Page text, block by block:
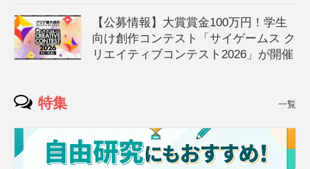
【公募情報】大賞賞金100万円！学生
向け創作コンテスト「サイゲームス ク
リエイティブコンテスト2026」が開催
特集 一覧